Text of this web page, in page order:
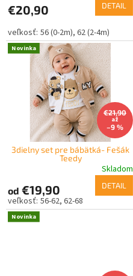
t
v
€20,90 DETAIL
56 (0-2m) 62 (2-4m)
Novinka
€21,90
až
–9 %
3dielny set pre bábätká- Fešák
Teedy
Skladom
od €19,90 DETAIL
56-62 62-68
Novinka